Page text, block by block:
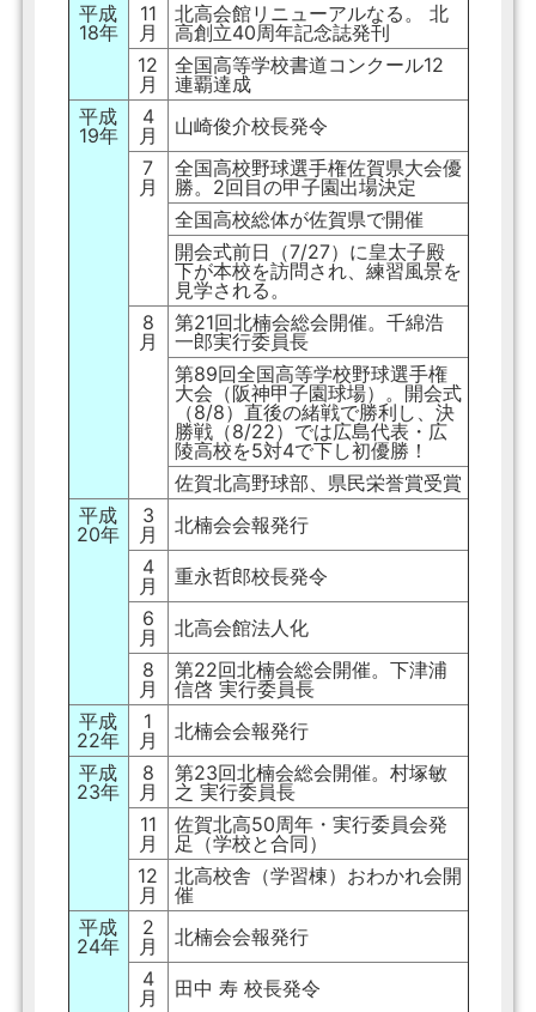
平成
18年
11
月
北高会館リニューアルなる。 北
高創立40周年記念誌発刊
12
月
全国高等学校書道コンクール12
連覇達成
平成
19年
4
月
山崎俊介校長発令
7
月
全国高校野球選手権佐賀県大会優
勝。2回目の甲子園出場決定
全国高校総体が佐賀県で開催
開会式前日（7/27）に皇太子殿
下が本校を訪問され、練習風景を
見学される。
8
月
第21回北楠会総会開催。千綿浩
一郎実行委員長
第89回全国高等学校野球選手権
大会（阪神甲子園球場）。開会式
（8/8）直後の緒戦で勝利し、決
勝戦（8/22）では広島代表・広
陵高校を5対4で下し初優勝！
佐賀北高野球部、県民栄誉賞受賞
平成
20年
3
月
北楠会会報発行
4
月
重永哲郎校長発令
6
月
北高会館法人化
8
月
第22回北楠会総会開催。下津浦
信啓 実行委員長
平成
22年
1
月
北楠会会報発行
平成
23年
8
月
第23回北楠会総会開催。村塚敏
之 実行委員長
11
月
佐賀北高50周年・実行委員会発
足（学校と合同）
12
月
北高校舎（学習棟）おわかれ会開
催
平成
24年
2
月
北楠会会報発行
4
月
田中 寿 校長発令